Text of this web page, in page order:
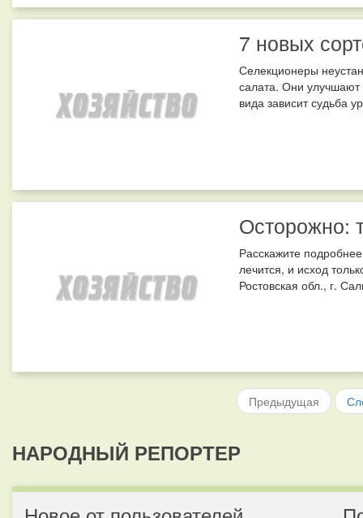
7 новых
Селекционеры
салата. Они улучшают
вида зависит судьба
Осторожно:
Расскажите
лечится, и исход
Ростовская обл., г.
Предыдущая
НАРОДНЫЙ РЕПОРТЕР